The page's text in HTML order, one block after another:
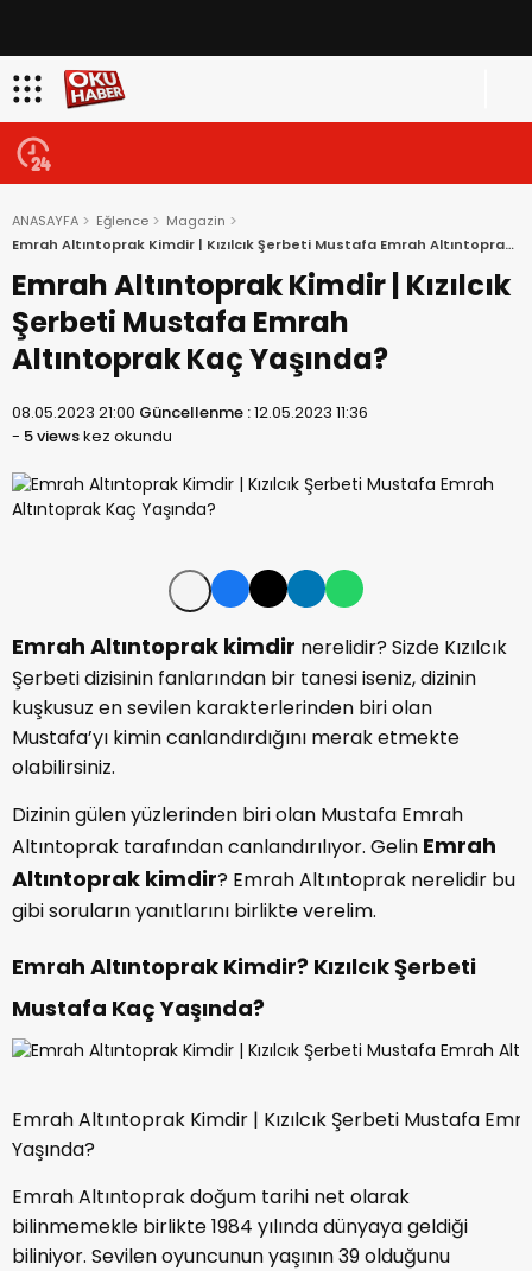
ANASAYFA Eğlence
Magazin
Emrah Altıntoprak Kimdir | Kızılcık Şerbeti Mustafa Emrah Altıntoprak
Kaç Yaşında?
Emrah Altıntoprak Kimdir | Kızılcık
Şerbeti Mustafa Emrah
Altıntoprak Kaç Yaşında?
08.05.2023 21:00 Güncellenme :12.05.2023 11:36
- 5 viewskez okundu
Emrah Altıntoprak kimdir nerelidir? Sizde Kızılcık
Şerbeti dizisinin fanlarından bir tanesi iseniz, dizinin
kuşkusuz en sevilen karakterlerinden biri olan
Mustafa’yı kimin canlandırdığını merak etmekte
olabilirsiniz.
Dizinin gülen yüzlerinden biri olan Mustafa Emrah
Altıntoprak tarafından canlandırılıyor. Gelin Emrah
Altıntoprak kimdir? Emrah Altıntoprak nerelidir bu
gibi soruların yanıtlarını birlikte verelim.
Emrah Altıntoprak Kimdir? Kızılcık Şerbeti
Mustafa Kaç Yaşında?
Emrah Altıntoprak Kimdir | Kızılcık Şerbeti Mustafa
Yaşında?
Emrah Altıntoprak doğum tarihi net olarak
bilinmemekle birlikte 1984 yılında dünyaya geldiği
biliniyor. Sevilen oyuncunun yaşının 39 olduğunu